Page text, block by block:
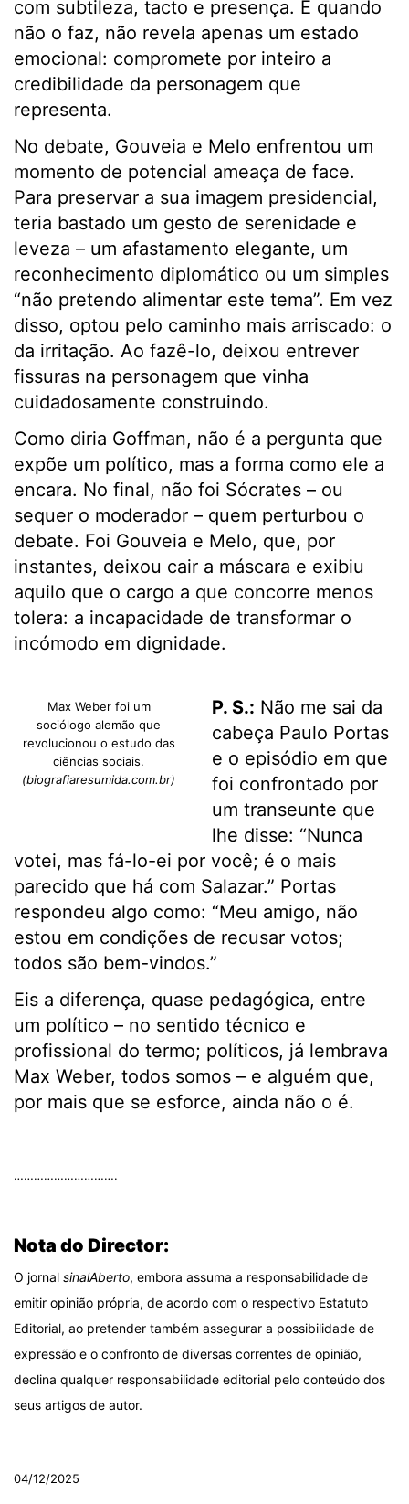
com subtileza, tacto e presença. E quando
não o faz, não revela apenas um estado
emocional: compromete por inteiro a
credibilidade da personagem que
representa.
No debate, Gouveia e Melo enfrentou um
momento de potencial ameaça de face.
Para preservar a sua imagem presidencial,
teria bastado um gesto de serenidade e
leveza – um afastamento elegante, um
reconhecimento diplomático ou um simples
“não pretendo alimentar este tema”. Em vez
disso, optou pelo caminho mais arriscado: o
da irritação. Ao fazê-lo, deixou entrever
fissuras na personagem que vinha
cuidadosamente construindo.
Como diria Goffman, não é a pergunta que
expõe um político, mas a forma como ele a
encara. No final, não foi Sócrates – ou
sequer o moderador – quem perturbou o
debate. Foi Gouveia e Melo, que, por
instantes, deixou cair a máscara e exibiu
aquilo que o cargo a que concorre menos
tolera: a incapacidade de transformar o
incómodo em dignidade.
Max Weber foi um
sociólogo alemão que
revolucionou o estudo das
ciências sociais.
(biografiaresumida.com.br)
P. S.: Não me sai da
cabeça Paulo Portas
e o episódio em que
foi confrontado por
um transeunte que
lhe disse: “Nunca
votei, mas fá-lo-ei por você; é o mais
parecido que há com Salazar.” Portas
respondeu algo como: “Meu amigo, não
estou em condições de recusar votos;
todos são bem-vindos.”
Eis a diferença, quase pedagógica, entre
um político – no sentido técnico e
profissional do termo; políticos, já lembrava
Max Weber, todos somos – e alguém que,
por mais que se esforce, ainda não o é.
………………………….
Nota do Director:
O jornal sinalAberto, embora assuma a responsabilidade de
emitir opinião própria, de acordo com o respectivo Estatuto
Editorial, ao pretender também assegurar a possibilidade de
expressão e o confronto de diversas correntes de opinião,
declina qualquer responsabilidade editorial pelo conteúdo dos
seus artigos de autor.
04/12/2025